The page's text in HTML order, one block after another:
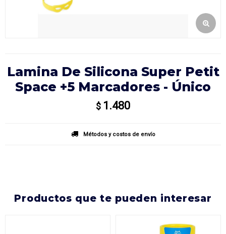
Lamina De Silicona Super Petit
Space +5 Marcadores - Único
$ 1.480
Métodos y costos de envío
productos que te pueden interesar